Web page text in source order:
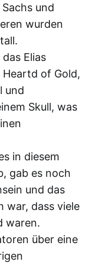
und
wurden
Elias
Heartd of Gold,
und
Skull, was
in diesem
gab es noch
und das
war, dass viele
waren.
über eine